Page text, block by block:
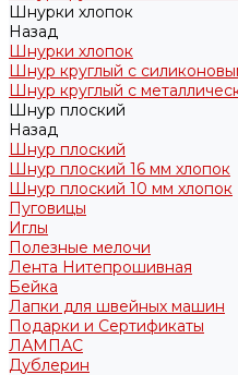
Шнурки хлопок
Назад
Шнурки хлопок
Шнур круглый с
Шнур круглый с
Шнур плоский
Назад
Шнур плоский
Шнур плоский 16 мм хлопок
Шнур плоский 10 мм хлопок
Пуговицы
Иглы
Полезные мелочи
Лента Нитепрошивная
Бейка
Лапки для швейных машин
Подарки и Сертификаты
ЛАМПАС
Дублерин